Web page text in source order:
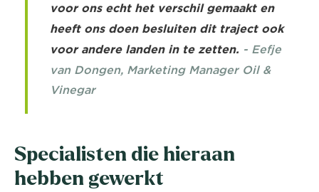
voor ons echt het verschil gemaakt en
heeft ons doen besluiten dit traject ook
voor andere landen in te zetten. - Eefje
van Dongen, Marketing Manager Oil &
Vinegar
Specialisten die hieraan
hebben gewerkt